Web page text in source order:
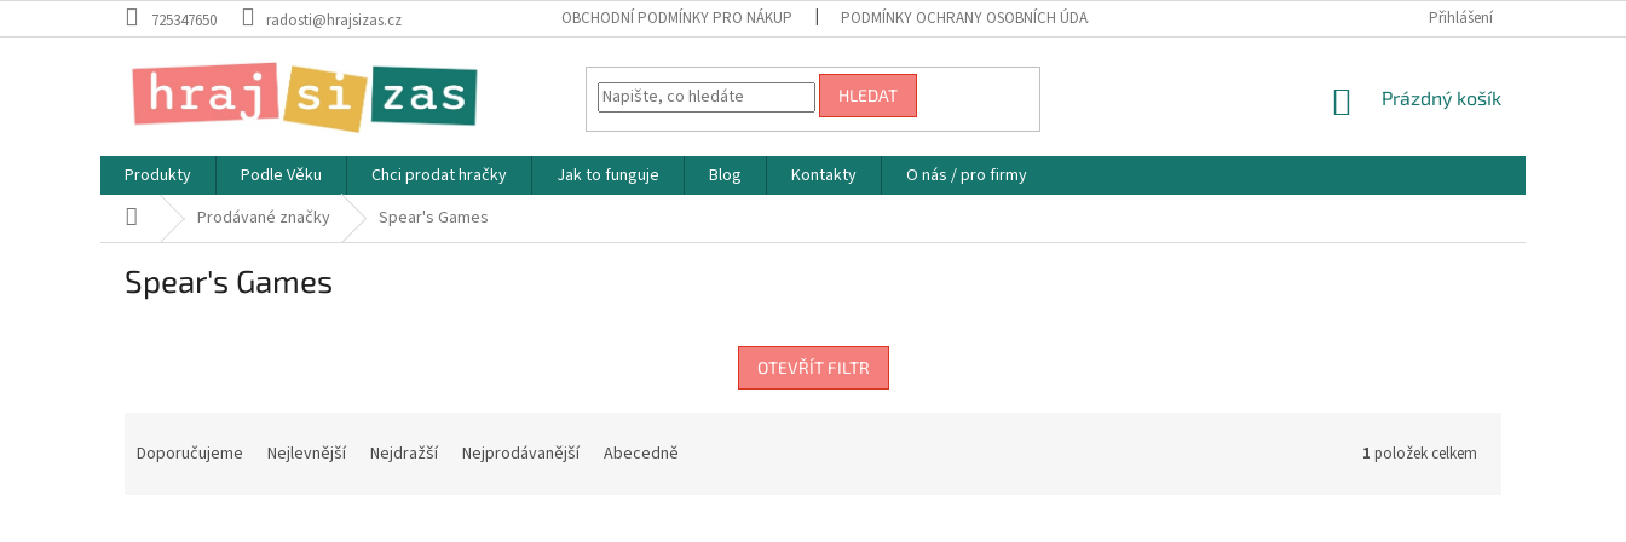
na
725347650 radosti@hrajsizas.cz OBCHODNÍ PODMÍNKY PRO NÁKUP PODMÍNKY OCHRANY OSOBNÍCH ÚDAJŮ REKLAMAČNÍ PODMÍNKY
Přihlášení
HLEDAT
NÁKUPNÍ
Prázdný košík
Produkty Podle Věku Chci prodat hračky Jak to funguje Blog Kontakty
O nás / pro firmy
Domů Prodávané značky Spear's Games
Spear's Games
OTEVŘÍT FILTR
Doporučujeme Nejlevnější Nejdražší Nejprodávanější Abecedně 1 položek celkem